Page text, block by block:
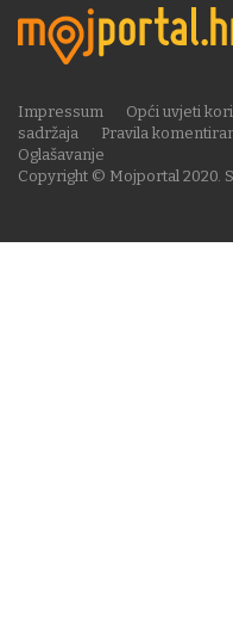
Copyright © Mojportal 2020.
Impressum Opći uvjeti
sadržaja
Pravila
Oglašavanje